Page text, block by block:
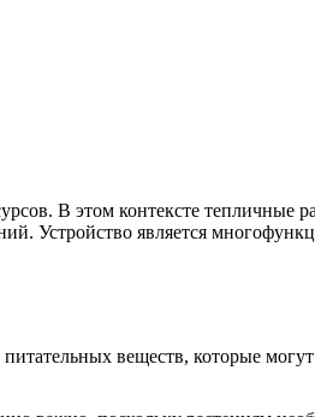
В этом контексте тепличные
Устройство является
веществ, которые